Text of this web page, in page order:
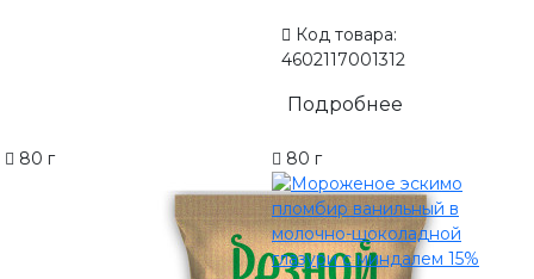
Код товара:
4602117001312
Подробнее
80 г 80 г